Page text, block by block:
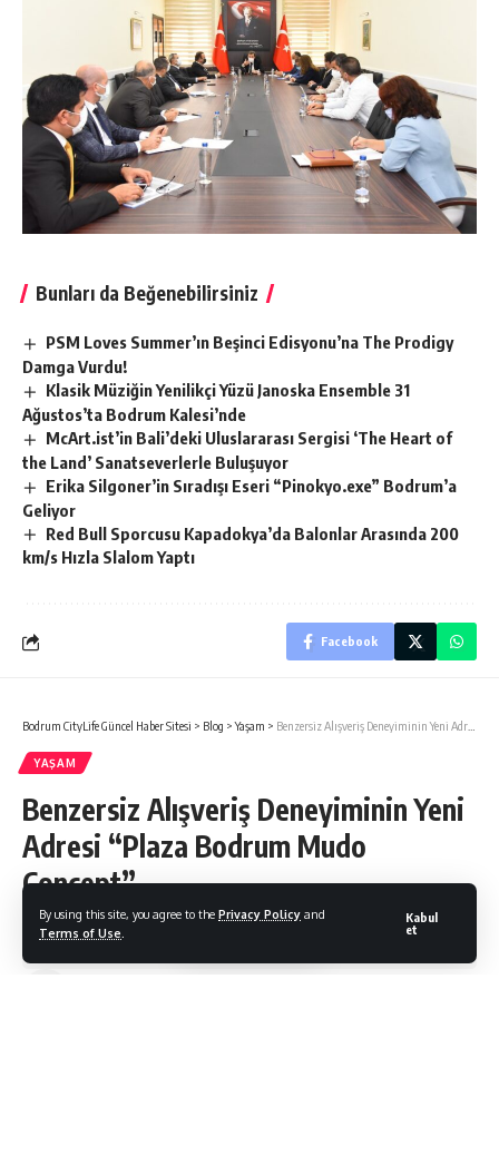
By using this site, you agree to the Privacy Policy and
Terms of Use
Kabul
et
Bunları da Beğenebilirsiniz
PSM Loves Summer’ın Beşinci Edisyonu’na The Prodigy
Damga Vurdu!
Klasik Müziğin Yenilikçi Yüzü Janoska Ensemble 31
Ağustos’ta Bodrum Kalesi’nde
McArt.ist’in Bali’deki Uluslararası Sergisi ‘The Heart of
the Land’ Sanatseverlerle Buluşuyor
Erika Silgoner’in Sıradışı Eseri “Pinokyo.exe” Bodrum’a
Geliyor
Red Bull Sporcusu Kapadokya’da Balonlar Arasında 200
km/s Hızla Slalom Yaptı
Facebook
Bodrum CityLife Güncel Haber Sitesi > Blog >Yaşam > Benzersiz Alışveriş Deneyiminin Yeni Adresi “Plaza Bodrum Mudo Concept”
YAŞAM
Benzersiz Alışveriş Deneyiminin Yeni
Adresi “Plaza Bodrum Mudo
Concept”